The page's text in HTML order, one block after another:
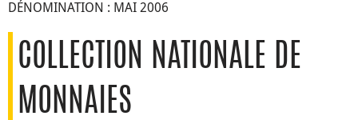
DÉNOMINATION : MAI 2006
COLLECTION NATIONALE DE
MONNAIES